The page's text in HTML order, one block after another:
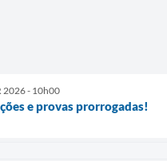
2026 - 10h00
e provas prorrogadas!